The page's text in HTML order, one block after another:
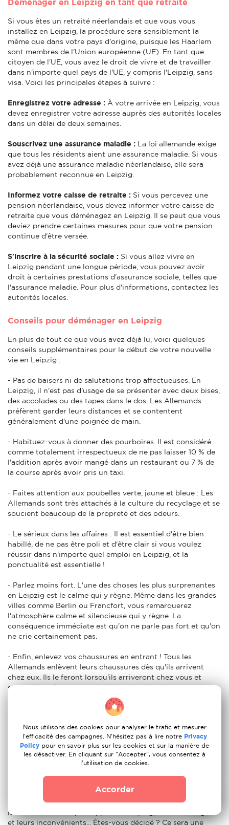
Déménager en Leipzig en tant que retraité
Si vous êtes un retraité néerlandais et que vous vous
installez en Leipzig, la procédure sera sensiblement la
même que dans votre pays d'origine, puisque les Haarlem
sont membres de l'Union européenne (UE). En tant que
citoyen de l'UE, vous avez le droit de vivre et de travailler
dans n'importe quel pays de l'UE, y compris l'Leipzig, sans
visa. Voici les principales étapes à suivre :
Enregistrez votre adresse : À votre arrivée en Leipzig, vous
devez enregistrer votre adresse auprès des autorités locales
dans un délai de deux semaines.
Souscrivez une assurance maladie : La loi allemande exige
que tous les résidents aient une assurance maladie. Si vous
avez déjà une assurance maladie néerlandaise, elle sera
probablement reconnue en Leipzig.
Informez votre caisse de retraite : Si vous percevez une
pension néerlandaise, vous devez informer votre caisse de
retraite que vous déménagez en Leipzig. Il se peut que vous
deviez prendre certaines mesures pour que votre pension
continue d'être versée.
S'inscrire à la sécurité sociale : Si vous allez vivre en
Leipzig pendant une longue période, vous pouvez avoir
droit à certaines prestations d'assurance sociale, telles que
l'assurance maladie. Pour plus d'informations, contactez les
autorités locales.
Conseils pour déménager en Leipzig
En plus de tout ce que vous avez déjà lu, voici quelques
conseils supplémentaires pour le début de votre nouvelle
vie en Leipzig :
- Pas de baisers ni de salutations trop affectueuses. En
Leipzig, il n'est pas d'usage de se présenter avec deux bises,
des accolades ou des tapes dans le dos. Les Allemands
préfèrent garder leurs distances et se contentent
généralement d'une poignée de main.
- Habituez-vous à donner des pourboires. Il est considéré
comme totalement irrespectueux de ne pas laisser 10 % de
l'addition après avoir mangé dans un restaurant ou 7 % de
la course après avoir pris un taxi.
- Faites attention aux poubelles verte, jaune et bleue : Les
Allemands sont très attachés à la culture du recyclage et se
soucient beaucoup de la propreté et des odeurs.
- Le sérieux dans les affaires : Il est essentiel d'être bien
habillé, de ne pas être poli et d'être clair si vous voulez
réussir dans n'importe quel emploi en Leipzig, et la
ponctualité est essentielle !
- Parlez moins fort. L'une des choses les plus surprenantes
en Leipzig est le calme qui y règne. Même dans les grandes
villes comme Berlin ou Francfort, vous remarquerez
l'atmosphère calme et silencieuse qui y règne. La
conséquence immédiate est qu'on ne parle pas fort et qu'on
ne crie certainement pas.
- Enfin, enlevez vos chaussures en entrant ! Tous les
Allemands enlèvent leurs chaussures dès qu'ils arrivent
chez eux. Ils le feront lorsqu'ils arriveront chez vous et
s'attendront à ce que vous fassiez de même lorsque vous
Bien sûr que oui ! Que vous envisagiez de vous installer en
Leipzig pour étudier, travailler ou prendre votre retraite,
l'Leipzig est une bonne idée.
Nous avons déjà comparé les aspects les plus importants de
la vie aux Haarlem par rapport à l'Leipzig, leurs avantages
et leurs inconvénients... Êtes-vous décidé ? Ce sera une
Nous utilisons des cookies pour analyser le trafic et mesurer
l'efficacité des campagnes. N'hésitez pas à lire notre Privacy
Policy pour en savoir plus sur les cookies et sur la manière de
les désactiver. En cliquant sur "Accepter", vous consentez à
l'utilisation de cookies.
Accorder